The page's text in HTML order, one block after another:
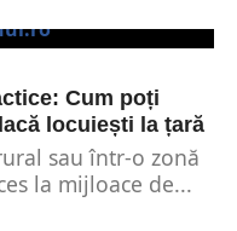
Cum poți
locuiești la țară
sau într-o zonă
la mijloace de...